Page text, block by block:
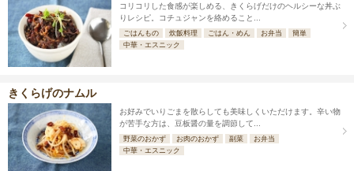
コリコリした食感が楽しめる、きくらげだけのヘルシーな丼ぶ
りレシピ。コチュジャンを絡めること...
ごはんもの 炊飯料理 ごはん・めん お弁当
簡単
中華・エスニック
きくらげのナムル
お好みでいりごまを散らしても美味しくいただけます。辛い物
が苦手な方は、豆板醤の量を調節して...
野菜のおかず お肉のおかず 副菜
お弁当
中華・エスニック